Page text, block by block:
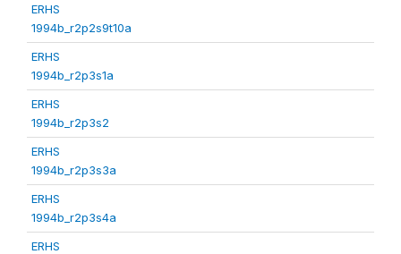
ERHS
1994b_r2p2s9t10a
ERHS
1994b_r2p3s1a
ERHS
1994b_r2p3s2
ERHS
1994b_r2p3s3a
ERHS
1994b_r2p3s4a
ERHS